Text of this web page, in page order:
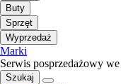
Buty
Sprzęt
Wyprzedaż
Marki
Serwis posprzedażowy
Szukaj